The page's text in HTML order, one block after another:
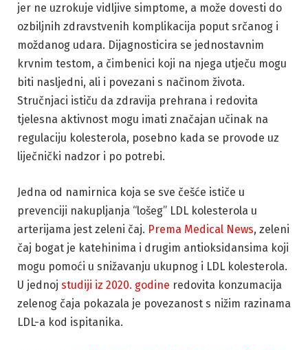
jer ne uzrokuje vidljive simptome, a može dovesti do
ozbiljnih zdravstvenih komplikacija poput srčanog i
moždanog udara. Dijagnosticira se jednostavnim
krvnim testom, a čimbenici koji na njega utječu mogu
biti nasljedni, ali i povezani s načinom života.
Stručnjaci ističu da zdravija prehrana i redovita
tjelesna aktivnost mogu imati značajan učinak na
regulaciju kolesterola, posebno kada se provode uz
liječnički nadzor i po potrebi.
Jedna od namirnica koja se sve češće ističe u
prevenciji nakupljanja “lošeg” LDL kolesterola u
arterijama jest zeleni čaj. Prema Medical News, zeleni
čaj bogat je katehinima i drugim antioksidansima koji
mogu pomoći u snižavanju ukupnog i LDL kolesterola.
U jednoj studiji iz 2020. godine redovita konzumacija
zelenog čaja pokazala je povezanost s nižim razinama
LDL-a kod ispitanika.